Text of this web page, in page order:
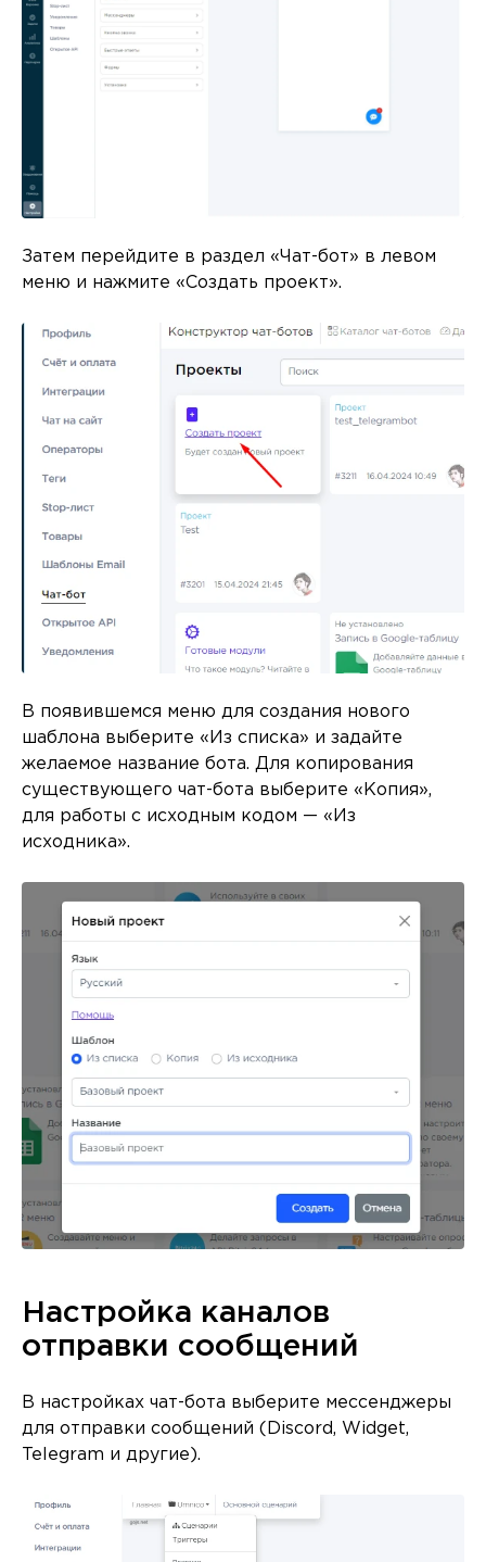
Затем перейдите в раздел «Чат-бот» в левом
меню и нажмите «Создать проект».
В появившемся меню для создания нового
шаблона выберите «Из списка» и задайте
желаемое название бота. Для копирования
существующего чат-бота выберите «Копия»,
для работы с исходным кодом — «Из
исходника».
Настройка каналов
отправки сообщений
В настройках чат-бота выберите мессенджеры
для отправки сообщений (Discord, Widget,
Telegram и другие).